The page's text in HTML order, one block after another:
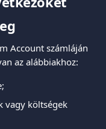
Account számláján
az alábbiakhoz:
vagy költségek